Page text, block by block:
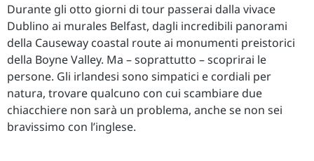
Durante gli otto giorni di tour passerai dalla vivace
Dublino ai murales Belfast, dagli incredibili panorami
della Causeway coastal route ai monumenti preistorici
della Boyne Valley. Ma – soprattutto – scoprirai le
persone. Gli irlandesi sono simpatici e cordiali per
natura, trovare qualcuno con cui scambiare due
chiacchiere non sarà un problema, anche se non sei
bravissimo con l’inglese.